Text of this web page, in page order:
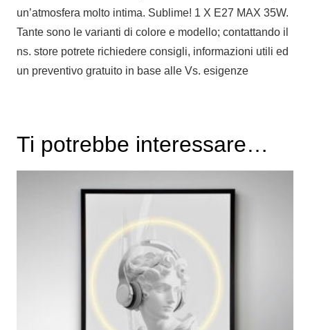
un’atmosfera molto intima. Sublime! 1 X E27 MAX 35W.
Tante sono le varianti di colore e modello; contattando il
ns. store potrete richiedere consigli, informazioni utili ed
un preventivo gratuito in base alle Vs. esigenze
Ti potrebbe interessare…